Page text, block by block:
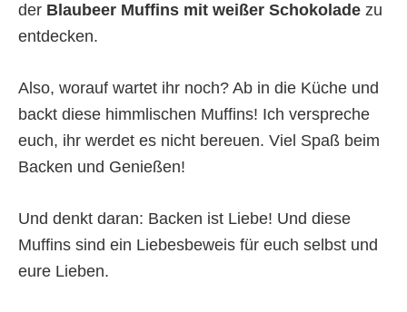
der Blaubeer Muffins mit weißer Schokolade zu
entdecken.
Also, worauf wartet ihr noch? Ab in die Küche und
backt diese himmlischen Muffins! Ich verspreche
euch, ihr werdet es nicht bereuen. Viel Spaß beim
Backen und Genießen!
Und denkt daran: Backen ist Liebe! Und diese
Muffins sind ein Liebesbeweis für euch selbst und
eure Lieben.